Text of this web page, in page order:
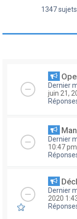
1347 sujets
Dernier
juin 21,
Dernier
10:47 pm
Dernier
2020